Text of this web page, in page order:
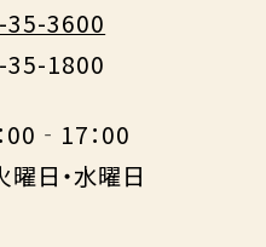
35-3600
35-1800
00‐17：00
日・水曜日